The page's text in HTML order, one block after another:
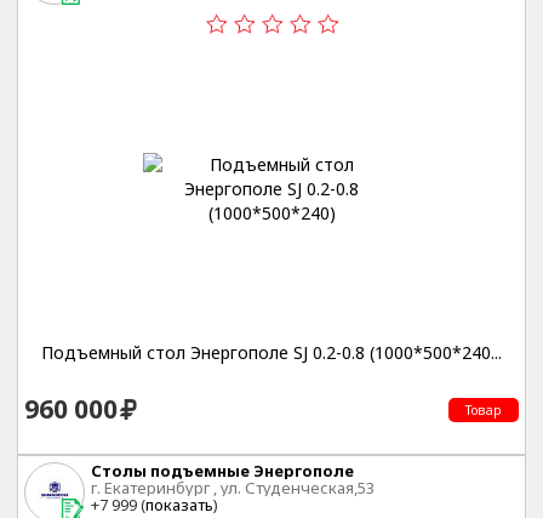
Подъемный стол Энергополе SJ 0.2-0.8 (1000*500*240...
960 000 Товар
Столы подъемные Энергополе
г. Екатеринбург , ул. Студенческая,53
+7 999 (показать)